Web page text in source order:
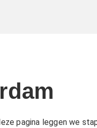
pagina leggen we